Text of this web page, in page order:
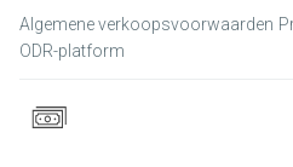
Algemene verkoopsvoorwaarden
ODR-platform